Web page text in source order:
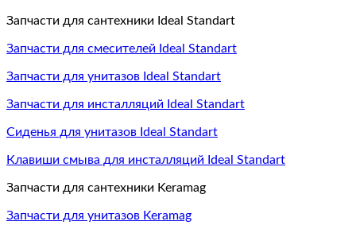
Запчасти для сантехники Ideal Standart
Запчасти для смесителей Ideal Standart
Запчасти для унитазов Ideal Standart
Запчасти для инсталляций Ideal Standart
Сиденья для унитазов Ideal Standart
Клавиши смыва для инсталляций Ideal Standart
Запчасти для сантехники Keramag
Запчасти для унитазов Keramag